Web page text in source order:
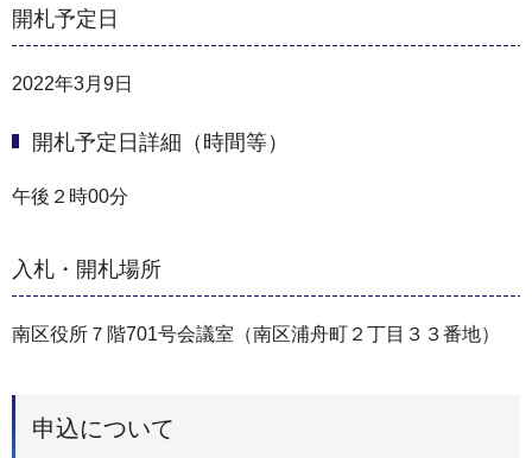
開札予定日
2022年3月9日
開札予定日詳細（時間等）
午後２時00分
入札・開札場所
南区役所７階701号会議室（南区浦⾈町２丁目３３番地）
申込について